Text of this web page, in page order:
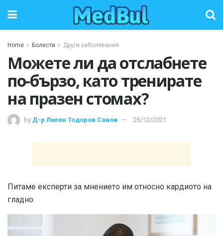
Home Болести Други заболявания
Можете ли да отслабнете
по-бързо, като тренирате
на празен стомах?
by Д-р Лилян Тодоров Савов 26/12/2021
Питаме експерти за мнението им относно кардиото на
гладно.